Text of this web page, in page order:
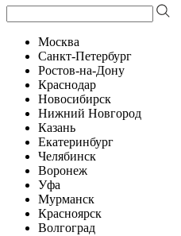
Москва
Санкт-Петербург
Ростов-на-Дону
Краснодар
Новосибирск
Нижний Новгород
Казань
Екатеринбург
Челябинск
Воронеж
Уфа
Мурманск
Красноярск
Волгоград